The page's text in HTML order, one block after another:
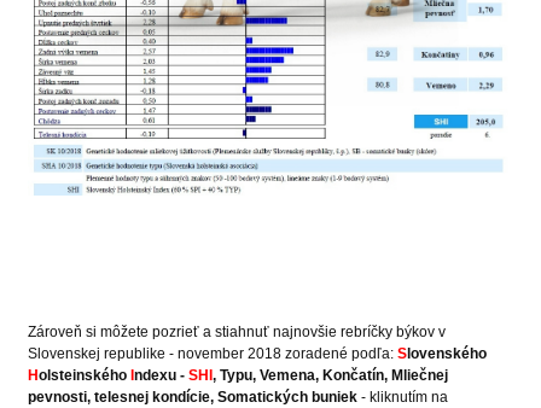
Zároveň si môžete pozrieť a stiahnuť najnovšie rebríčky býkov v
Slovenskej republike - november 2018 zoradené podľa: S lovenského
Holsteinského ndexu - SHI , Typu, Vemena, Končatín, Mliečnej
pevnosti, telesnej kondície, Somatických buniek - kliknutím na